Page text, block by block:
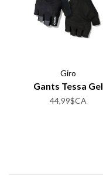
Giro
Gants Tessa Gel
44,99$CA